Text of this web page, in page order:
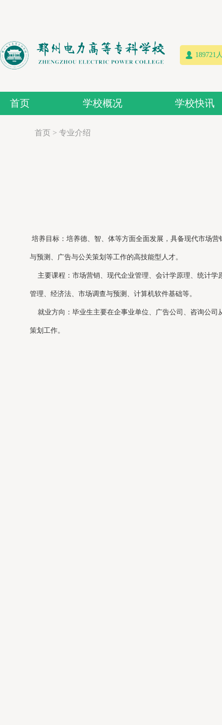
189721
首页 学校概况 学校快讯
首页 > 专业介绍
培养目标：培养德、智、体等方面全面发展，具备现代市场
与预测、广告与公关策划等工作的高技能型人才。
主要课程：市场营销、现代企业管理、会计学原理、统计学
管理、经济法、市场调查与预测、计算机软件基础等。
就业方向：毕业生主要在企事业单位、广告公司、咨询公司
策划工作。